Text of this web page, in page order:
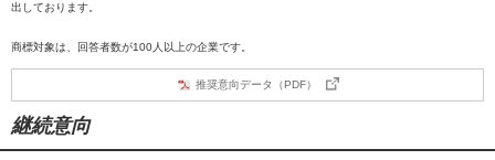
出しております。
商標対象は、回答者数が100人以上の企業です。
推奨意向データ（PDF）
継続意向